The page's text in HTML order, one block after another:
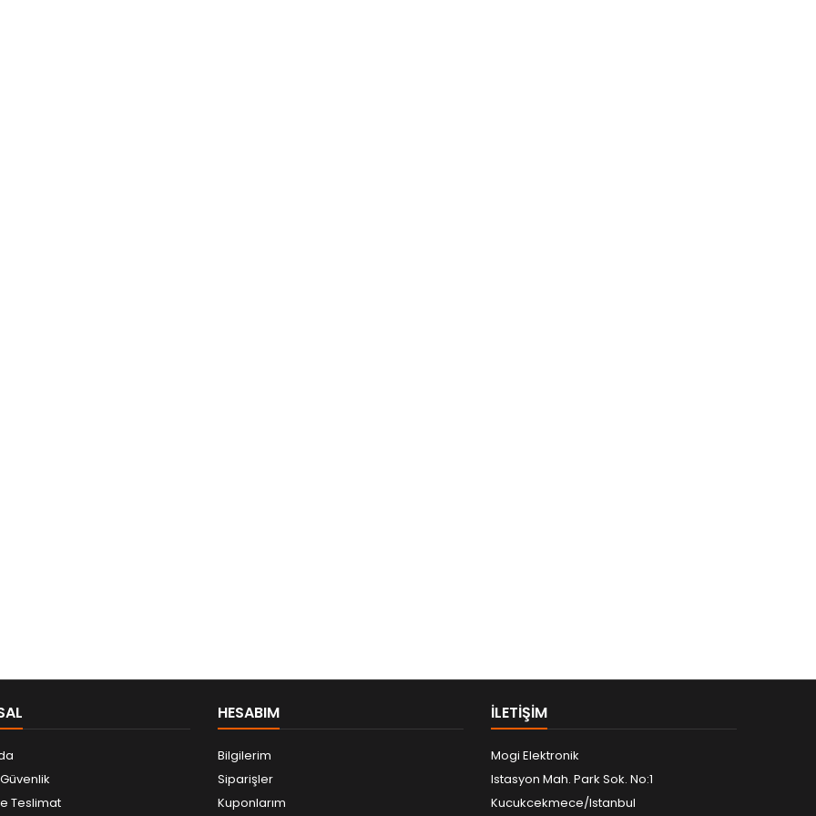
Teslimat
HESABIM
Bilgilerim
Siparişler
Kuponlarım
ILETIŞIM
Mogi Elektronik
Istasyon Mah. Park Sok. No:1
Kucukcekmece/Istanbul